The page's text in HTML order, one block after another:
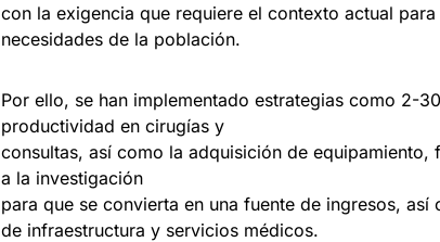
con la exigencia que requiere el contexto actual
necesidades de la población.
Por ello, se han implementado estrategias como 2-
productividad en cirugías y
consultas, así como la adquisición de equipamiento,
a la investigación
para que se convierta en una fuente de ingresos,
de infraestructura y servicios médicos.